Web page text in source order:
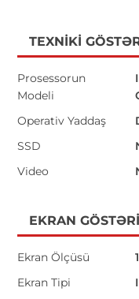
TEXNIKI
Prosessorun
Modeli
Operativ Yaddaş
SSD
Video
EKRAN
Ekran Ölçüsü
Ekran Tipi